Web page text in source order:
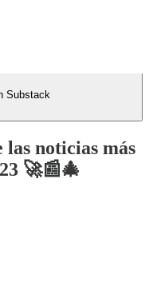
Substack
las noticias más
🚀📰🎄